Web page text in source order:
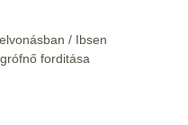
/ Ibsen
forditása